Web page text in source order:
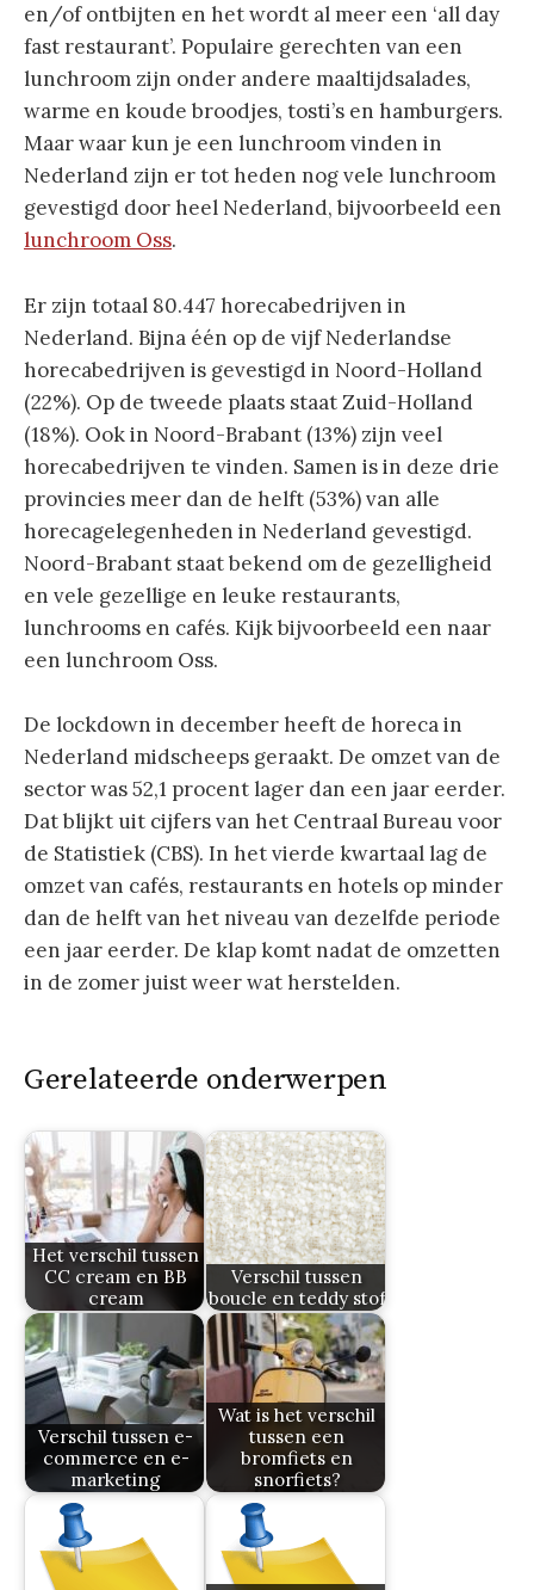
en/of ontbijten en het wordt al meer een ‘all day
fast restaurant’. Populaire gerechten van een
lunchroom zijn onder andere maaltijdsalades,
warme en koude broodjes, tosti’s en hamburgers.
Maar waar kun je een lunchroom vinden in
Nederland zijn er tot heden nog vele lunchroom
gevestigd door heel Nederland, bijvoorbeeld een
lunchroom Oss.
Er zijn totaal 80.447 horecabedrijven in
Nederland. Bijna één op de vijf Nederlandse
horecabedrijven is gevestigd in Noord-Holland
(22%). Op de tweede plaats staat Zuid-Holland
(18%). Ook in Noord-Brabant (13%) zijn veel
horecabedrijven te vinden. Samen is in deze drie
provincies meer dan de helft (53%) van alle
horecagelegenheden in Nederland gevestigd.
Noord-Brabant staat bekend om de gezelligheid
en vele gezellige en leuke restaurants,
lunchrooms en cafés. Kijk bijvoorbeeld een naar
een lunchroom Oss.
De lockdown in december heeft de horeca in
Nederland midscheeps geraakt. De omzet van de
sector was 52,1 procent lager dan een jaar eerder.
Dat blijkt uit cijfers van het Centraal Bureau voor
de Statistiek (CBS). In het vierde kwartaal lag de
omzet van cafés, restaurants en hotels op minder
dan de helft van het niveau van dezelfde periode
een jaar eerder. De klap komt nadat de omzetten
in de zomer juist weer wat herstelden.
Gerelateerde onderwerpen
Het verschil tussen
CC cream en BB
cream
Verschil tussen
boucle en teddy stof
Verschil tussen e-
commerce en e-
marketing
Wat is het verschil
tussen een
bromfiets en
snorfiets?